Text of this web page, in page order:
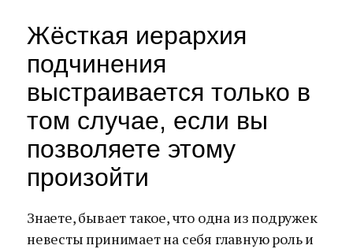
Жёсткая иерархия
подчинения
выстраивается только в
том случае, если вы
позволяете этому
произойти
Знаете, бывает такое, что одна из подружек
невесты принимает на себя главную роль и